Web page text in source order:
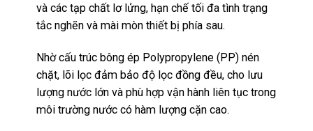
và các tạp chất lơ lửng, hạn chế tối đa tình trạng
tắc nghẽn và mài mòn thiết bị phía sau.
Nhờ cấu trúc bông ép Polypropylene (PP) nén
chặt, lõi lọc đảm bảo độ lọc đồng đều, cho lưu
lượng nước lớn và phù hợp vận hành liên tục trong
môi trường nước có hàm lượng cặn cao.